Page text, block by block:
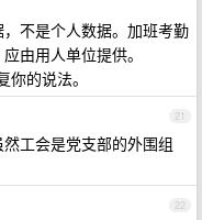
，不是个人数据。加班考勤
由用人单位提供。
的说法。
21
工会是党支部的外围组
22